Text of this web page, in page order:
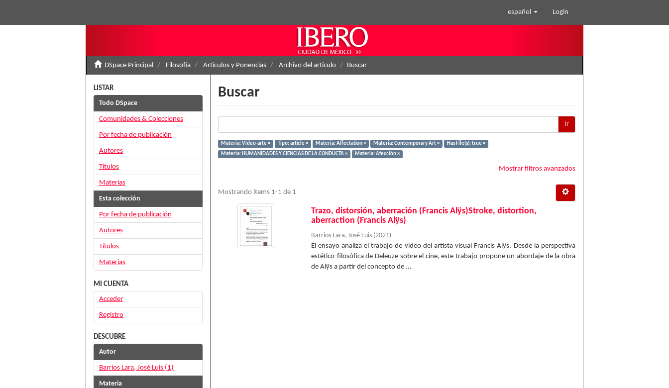
español Login
DSpace Principal Filosofía Artículos y Ponencias Archivo del artículo Buscar
Buscar
Ir
Materia: Video-arte × Tipo: article × Materia: Affectation × Materia: Contemporary Art ×
Has File(s): true ×
Materia: HUMANIDADES Y CIENCIAS DE LA CONDUCTA ×
Materia: Afección ×
Mostrar filtros avanzados
Mostrando ítems 1-1 de 1
Trazo, distorsión, aberración (Francis Alÿs)Stroke, distortion,
aberraction (Francis Alÿs)
Barrios Lara, José Luis (2021)
El ensayo analiza el trabajo de video del artista visual Francis Alÿs. Desde la perspectiva
estético-filosófica de Deleuze sobre el cine, este trabajo propone un abordaje de la obra
de Alÿs a partir del concepto de ...
LISTAR
Todo DSpace
Comunidades & Colecciones
Por fecha de publicación
Autores
Títulos
Materias
Esta colección
Por fecha de publicación
Autores
Títulos
Materias
MI CUENTA
Acceder
Registro
DESCUBRE
Autor
Barrios Lara, José Luis (1)
Materia